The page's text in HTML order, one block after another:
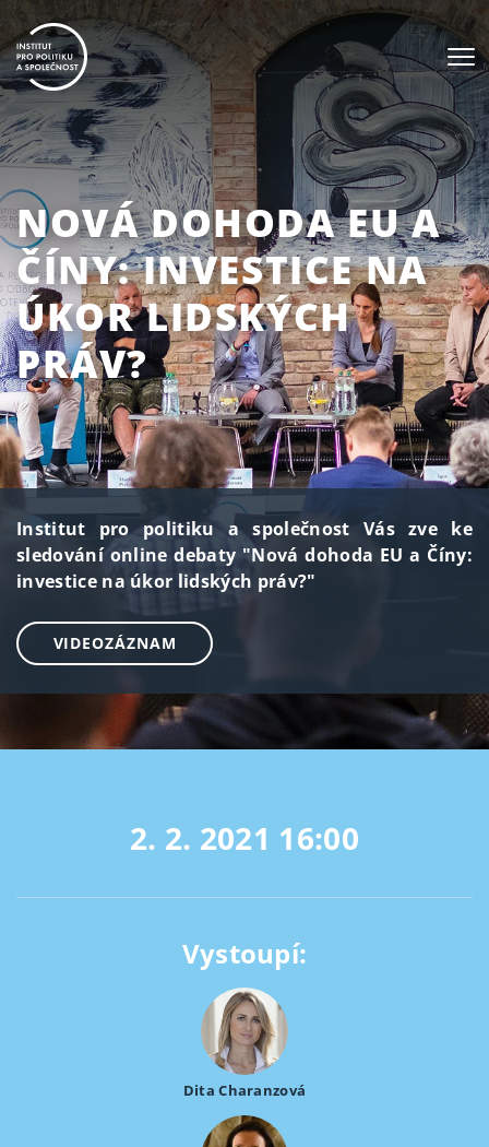
NOVÁ DOHODA EU A
ČÍNY: INVESTICE NA
ÚKOR LIDSKÝCH
PRÁV?
Institut pro politiku a společnost Vás zve ke
sledování online debaty "Nová dohoda EU a Číny:
investice na úkor lidských práv?"
VIDEOZÁZNAM
2. 2. 2021 16:00
Vystoupí:
Dita Charanzová